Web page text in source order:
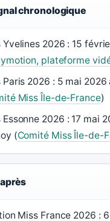
chronologique
Yvelines 2026 : 15
plateforme
Paris 2026 : 5 mai
Miss Île-de-France)
Essonne 2026 : 17 mai
(Comité Miss Île-de-
Miss France 2026 :